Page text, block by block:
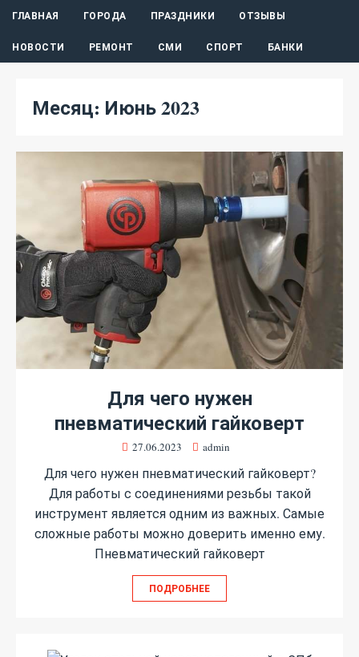
ГЛАВНАЯ ГОРОДА ПРАЗДНИКИ ОТЗЫВЫ
НОВОСТИ РЕМОНТ СМИ СПОРТ БАНКИ
Месяц: Июнь 2023
Для чего нужен
пневматический гайковерт
27.06.2023 admin
Для чего нужен пневматический гайковерт?
Для работы с соединениями резьбы такой
инструмент является одним из важных. Самые
сложные работы можно доверить именно ему.
Пневматический гайковерт
ПОДРОБНЕЕ